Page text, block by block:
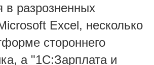
в разрозненных
Excel, несколько
стороннего
а "1С:Зарплата и